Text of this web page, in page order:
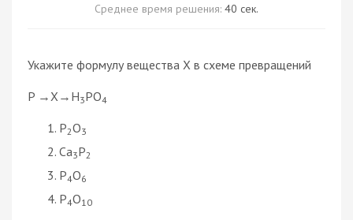
Среднее время решения: 40 сек.
Укажите формулу вещества Х в схеме превращений
P →X→H3PO4
P2O3
Ca3P2
P4O6
P4O10